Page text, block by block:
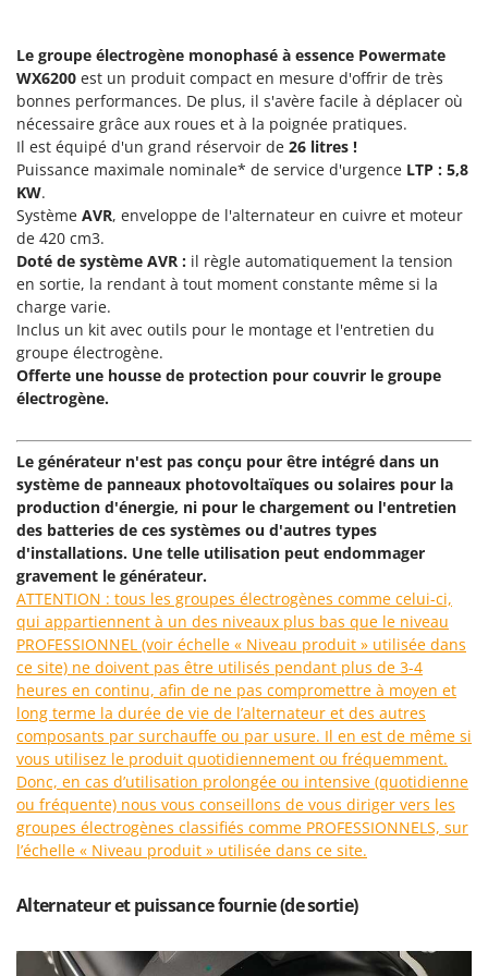
Gyrobroyeurs à lame pour tracteur
H
Haches - Cognées et Hachettes
Hachoirs à viande
Herses à Dents
Herses Rotatives
L
Lames à neige
Lames niveleuses pour tracteur
Lave-vitres
Lieuses électriques pour vignes
Machines pour la transformation des fruits
Machines sous vide
Motobineuses
Motoculteurs
Motofaucheuses
Motopompes pour irrigation
Moulins à céréales électriques
Moulins à farine
N
Nettoyeurs et Balais à vapeur
Nettoyeurs haute pression
Nettoyeurs tapis, moquettes et tapisseries
P
Peignes vibreurs et Secoueurs à olives
Pelles rétros pour tracteur
E
EcoFlow
Edilmark
Effeuno
Einhell
Elegen
Energy Gruppi
Enotecnica Pillan
Eschenfelder
EuroMech
Eurosystems
F
FAC
Fama Industrie
Famag
Famur
FARMER
FBC
Ferrari Group
Ferroni
Ferrua
FIAC
FIEM
Fimar
FINI
Fiorentini
Fiskars
Flymo
Forest Master
Le groupe électrogène monophasé à essence Powermate
WX6200 est un produit compact en mesure d'offrir de très
bonnes performances. De plus, il s'avère facile à déplacer où
nécessaire grâce aux roues et à la poignée pratiques.
Il est équipé d'un grand réservoir de 26 litres !
Puissance maximale nominale* de service d'urgence LTP : 5,8
KW.
Système AVR, enveloppe de l'alternateur en cuivre et moteur
de 420 cm3.
Doté de système AVR : il règle automatiquement la tension
en sortie, la rendant à tout moment constante même si la
charge varie.
Inclus un kit avec outils pour le montage et l'entretien du
groupe électrogène.
Offerte une housse de protection pour couvrir le groupe
électrogène.
Le générateur n'est pas conçu pour être intégré dans un
système de panneaux photovoltaïques ou solaires pour la
production d'énergie, ni pour le chargement ou l'entretien
des batteries de ces systèmes ou d'autres types
d'installations. Une telle utilisation peut endommager
gravement le générateur.
ATTENTION : tous les groupes électrogènes comme celui-ci,
qui appartiennent à un des niveaux plus bas que le niveau
PROFESSIONNEL (voir échelle « Niveau produit » utilisée dans
ce site) ne doivent pas être utilisés pendant plus de 3-4
heures en continu, afin de ne pas compromettre à moyen et
long terme la durée de vie de l’alternateur et des autres
composants par surchauffe ou par usure. Il en est de même si
vous utilisez le produit quotidiennement ou fréquemment.
Donc, en cas d’utilisation prolongée ou intensive (quotidienne
ou fréquente) nous vous conseillons de vous diriger vers les
groupes électrogènes classifiés comme PROFESSIONNELS, sur
l’échelle « Niveau produit » utilisée dans ce site.
Alternateur et puissance fournie (de sortie)